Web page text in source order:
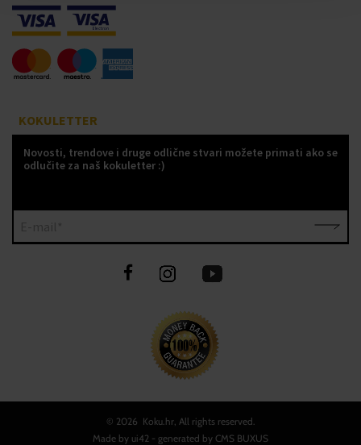
KOKULETTER
Novosti, trendove i druge odlične stvari možete primati ako se
odlučite za naš kokuletter :)
© 2026 Koku.hr, All rights reserved.
Made by ui42 - generated by CMS BUXUS